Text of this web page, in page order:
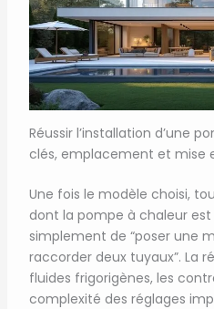
Réussir l’installation d’une
clés, emplacement et mise
Une fois le modèle choisi,
dont la pompe à chaleur est
simplement de “poser une
raccorder deux tuyaux”. La
fluides frigorigènes, les
complexité des réglages